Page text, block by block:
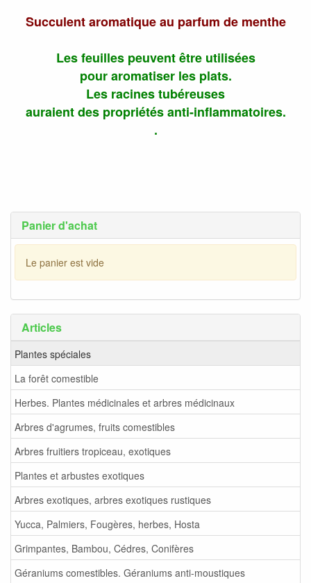
Panier d'achat
Le panier est vide
Articles
Plantes spéciales
La forêt comestible
Herbes. Plantes médicinales et arbres médicinaux
Arbres d'agrumes, fruits comestibles
Arbres fruitiers tropiceau, exotiques
Plantes et arbustes exotiques
Arbres exotiques, arbres exotiques rustiques
Yucca, Palmiers, Fougères, herbes, Hosta
Grimpantes, Bambou, Cédres, Conifères
Géraniums comestibles. Géraniums anti-moustiques
Succulent aromatique au parfum de menthe
Les feuilles peuvent être utilisées
pour aromatiser les plats.
Les racines tubéreuses
auraient des propriétés anti-inflammatoires.
.